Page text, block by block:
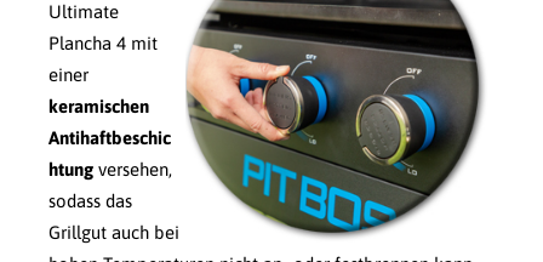
Ultimate
Plancha 4 mit
einer
keramischen
Antihaftbeschic
htung versehen,
sodass das
Grillgut auch bei